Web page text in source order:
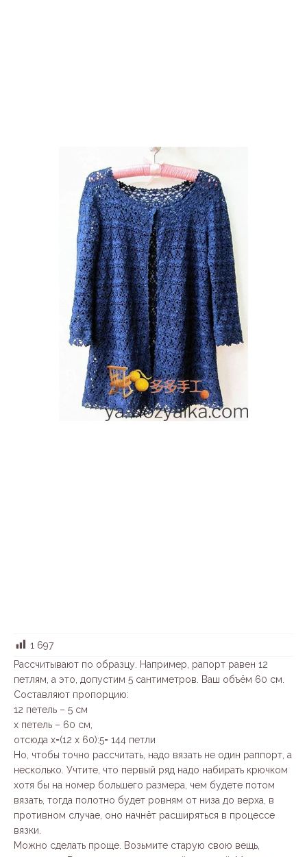
1 697
Рассчитывают по образцу. Например, рапорт равен 12
петлям, а это, допустим 5 сантиметров. Ваш объём 60 см.
Составляют пропорцию:
12 петель – 5 см
х петель – 60 см,
отсюда х=(12 х 60):5= 144 петли
Но, чтобы точно рассчитать, надо вязать не один раппорт, а
несколько. Учтите, что первый ряд надо набирать крючком
хотя бы на номер большего размера, чем будете потом
вязать, тогда полотно будет ровням от низа до верха, в
противном случае, оно начнёт расширяться в процессе
вязки.
Можно сделать проще. Возьмите старую свою вещь,